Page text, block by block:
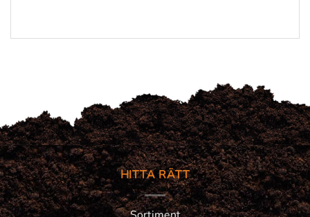
HITTA RÄTT